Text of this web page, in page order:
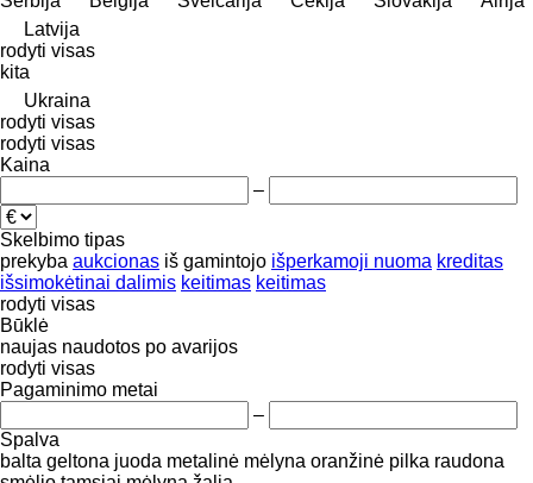
Latvija
rodyti visas
kita
Ukraina
rodyti visas
rodyti visas
Kaina
–
Skelbimo tipas
prekyba aukcionas iš gamintojo išperkamoji nuoma kreditas
išsimokėtinai dalimis keitimas keitimas
rodyti visas
Būklė
naujas naudotos po avarijos
rodyti visas
Pagaminimo metai
–
Spalva
balta geltona juoda metalinė mėlyna oranžinė pilka raudona